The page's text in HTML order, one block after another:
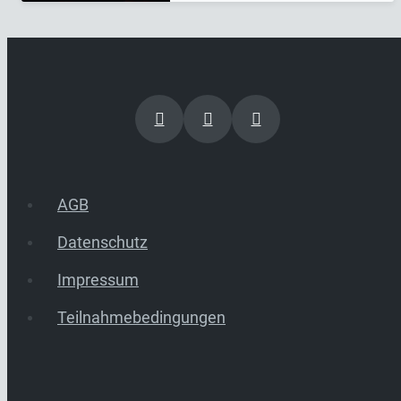
AGB
Datenschutz
Impressum
Teilnahmebedingungen